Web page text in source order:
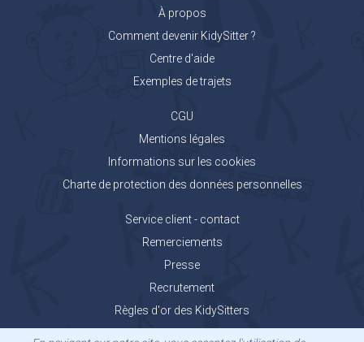
À propos
Comment devenir KidySitter ?
Centre d'aide
Exemples de trajets
CGU
Mentions légales
Informations sur les cookies
Charte de protection des données personnelles
Service client - contact
Remerciements
Presse
Recrutement
Règles d'or des KidySitters